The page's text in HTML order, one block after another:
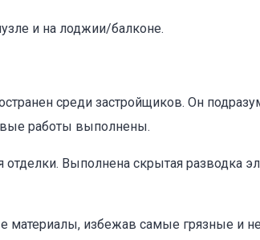
и на лоджии/балконе.
среди застройщиков. Он
работы выполнены.
Выполнена скрытая разводка
материалы, избежав самые грязные и